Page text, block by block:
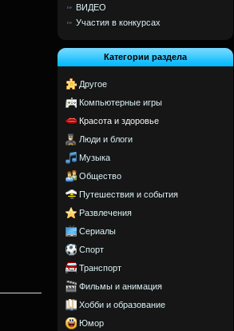
ВИДЕО
Участия в конкурсах
Категории раздела
Другое
Компьютерные игры
Красота и здоровье
Люди и блоги
Музыка
Общество
Путешествия и события
Развлечения
Сериалы
Спорт
Транспорт
Фильмы и анимация
Хобби и образование
Юмор